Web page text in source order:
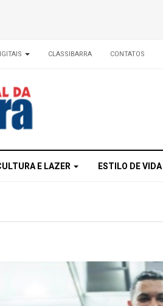
CLASSIBARRA CONTATOS
E LAZER ESTILO DE VIDA